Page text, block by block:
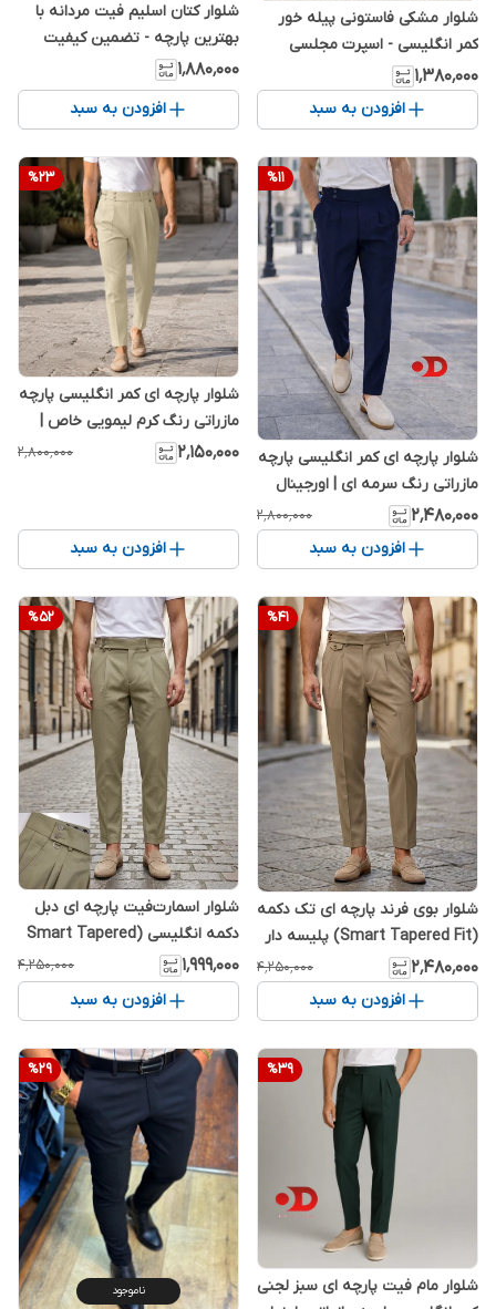
شلوار مشکی فاستونی پیله خور
کمر انگلیسی - اسپرت مجلسی
۱٬۳۸۰٬۰۰۰
افزودن به سبد
شلوار کتان اسلیم فیت مردانه با
بهترین پارچه - تضمین کیفیت
۱٬۸۸۰٬۰۰۰
افزودن به سبد
%11
شلوار پارچه ای کمر انگلیسی پارچه
مازراتی رنگ سرمه ای | اورجینال
دیلم
۲٬۴۸۰٬۰۰۰ ۲٬۸۰۰٬۰۰۰
افزودن به سبد
%23
شلوار پارچه ای کمر انگلیسی پارچه
مازراتی رنگ کرم لیمویی خاص |
اورجینال دیلم کد M652
۲٬۱۵۰٬۰۰۰ ۲٬۸۰۰٬۰۰۰
افزودن به سبد
%41
شلوار بوی فرند پارچه ای تک دکمه
(Smart Tapered Fit) پلیسه دار
رنگ زیتونی-بژ ZB35 پارچه بزیاق
درجه یک
۲٬۴۸۰٬۰۰۰ ۴٬۲۵۰٬۰۰۰
افزودن به سبد
%52
شلوار اسمارت‌فیت پارچه ای دبل
دکمه انگلیسی (Smart Tapered
Fit) پلیسه دار رنگ بژ-سبز B55
پارچه بزیاق درجه یک
۱٬۹۹۹٬۰۰۰ ۴٬۲۵۰٬۰۰۰
افزودن به سبد
%39
شلوار مام فیت پارچه ای سبز لجنی
%29
ناموجود